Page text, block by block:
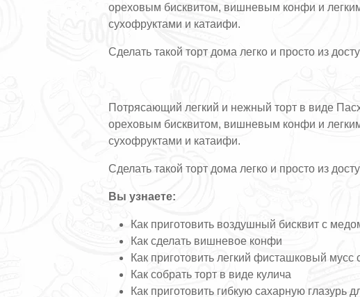
ореховым бисквитом, вишневым конфи и
сухофруктами и катаифи.
Сделать такой торт дома легко и просто из
Потрясающий легкий и нежный торт в виде
ореховым бисквитом, вишневым конфи и
сухофруктами и катаифи.
Сделать такой торт дома легко и просто из
Вы узнаете:
Как приготовить воздушный бисквит с
Как сделать вишневое конфи
Как приготовить легкий фисташковый
Как собрать торт в виде кулича
Как приготовить гибкую сахарную глазурь